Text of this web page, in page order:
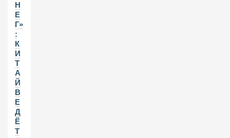
Н
Е
Г»
:
К
И
Т
А
Й
В
Е
Д
Ё
Т